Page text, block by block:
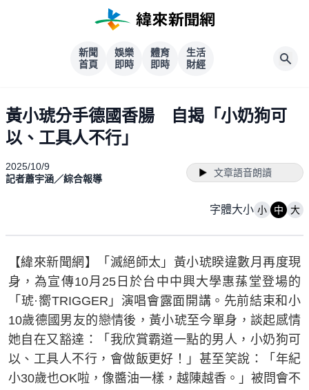
新聞
首頁
娛樂
即時
體育
即時
生活
財經
黃小琥分手德國香腸 自揭「小奶狗可
以、工具人不行」
2025/10/9
記者蕭宇涵／綜合報導
文章語音朗讀
字體大小 小 中 大
【緯來新聞網】「滅絕師太」黃小琥睽違數月再度現
身，為宣傳10月25日於台中中興大學惠蓀堂登場的
「琥·嚮TRIGGER」演唱會露面開講。先前結束和小
10歲德國男友的戀情後，黃小琥至今單身，談起感情
她自在又豁達：「我欣賞霸道一點的男人，小奶狗可
以、工具人不行，會做飯更好！」甚至笑說：「年紀
小30歲也OK啦，像醬油一樣，越陳越香。」被問會不